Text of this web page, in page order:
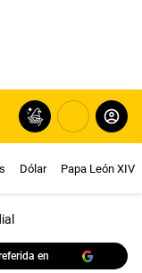
Dólar Papa León XIV
en